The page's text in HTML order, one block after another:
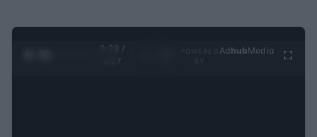
0:29 /
4:27
Ad hubMedia